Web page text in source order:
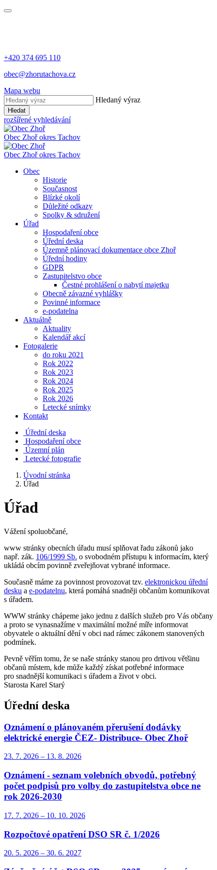
+420 374 695 110
obec@zhorutachova.cz
Mapa webu
Hledaný výraz
Hledat
rozšířené vyhledávání
Obec Zhoř okres Tachov
Obec Zhoř okres Tachov
Obec
Historie
Současnost
Blízké okolí
Důležité odkazy
Spolky & sdružení
Úřad
Hospodaření obce
Úřední deska
Územně plánovací dokumentace obce Zhoř
Úřední hodiny
GDPR
Zastupitelstvo obce
Čestné prohlášení o nabytí majetku
Obecně závazné vyhlášky
Povinné informace
e-podatelna
Aktuálně
Aktuality
Kalendář akcí
Fotogalerie
do roku 2021
Rok 2022
Rok 2023
Rok 2024
Rok 2025
Rok 2026
Letecké snímky
Kontakt
Úřední deska
Hospodaření obce
Územní plán
Letecké fotografie
Úvodní stránka
Úřad
Úřad
Vážení spoluobčané,
www stránky obecních úřadu musí splňovat řadu zákonů jako
např. zák. 106/1999 Sb. o svobodném přístupu k informacím, který
ukládá obcím povinně zveřejňovat vybrané informace.
Současně máme za povinnost provozovat tzv. elektronickou úřední
desku a e-podatelnu, která pomáhá snadněji občanům komunikovat
s úřadem.
WWW stránky chápeme jako jednu z dalších služeb pro Vás občany
a proto se vynasnažíme v maximální možné míře informovat
obyvatele o aktuální dění v obci nad rámec zákonem stanovených
podmínek.
Pevně věřím tomu, že se naše stránky stanou pro drtivou většinu
občanů místem, kde může každý získat potřebné informace
pro snadnější komunikaci s úřadem a život v obci.
Starosta Karel Starý
Úřední deska
Oznámení o plánovaném přerušení dodávky
elektrické energie ČEZ- Distribuce- Obec Zhoř
23. 7. 2026 – 13. 8. 2026
Oznámení - seznam volebních obvodů, potřebný
počet podpisů pro volby do zastupitelstva obce ne
rok 2026-2030
17. 7. 2026 – 10. 10. 2026
Rozpočtové opatření DSO SR č. 1/2026
20. 5. 2026 – 30. 6. 2027